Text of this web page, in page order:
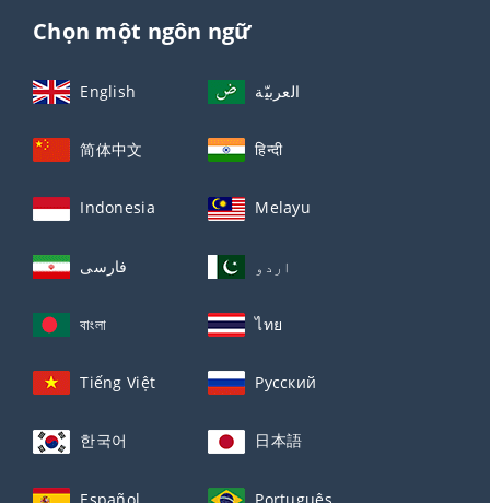
Chọn một ngôn ngữ
English العربيّة
简体中文 हिन्दी
Indonesia Melayu
فارسی اردو
বাংলা ไทย
Tiếng Việt Русский
한국어 日本語
Español Português